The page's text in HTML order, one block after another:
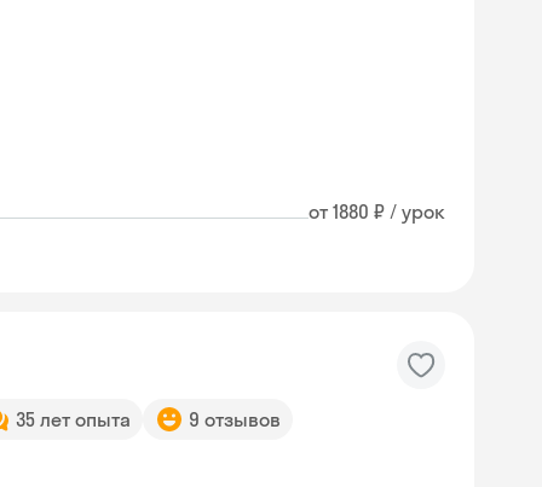
от 1880 ₽ / урок
35 лет опыта 9 отзывов